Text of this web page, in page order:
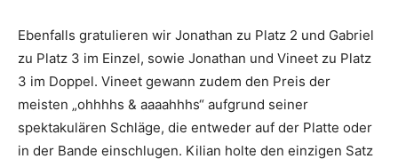
Ebenfalls gratulieren wir Jonathan zu Platz 2 und Gabriel
zu Platz 3 im Einzel, sowie Jonathan und Vineet zu Platz
3 im Doppel. Vineet gewann zudem den Preis der
meisten „ohhhhs & aaaahhhs“ aufgrund seiner
spektakulären Schläge, die entweder auf der Platte oder
in der Bande einschlugen. Kilian holte den einzigen Satz